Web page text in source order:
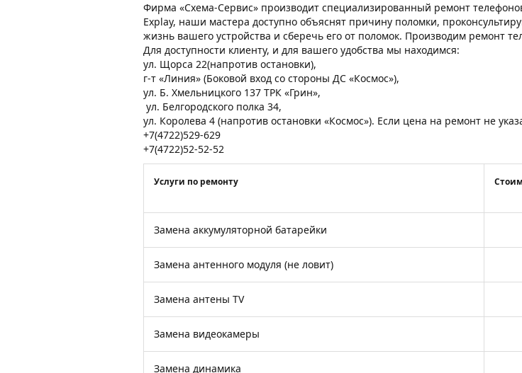
Фирма «Схема-Сервис» производит специализированный ремонт
Explay, наши мастера доступно объяснят причину поломки,
жизнь вашего устройства и сберечь его от поломок. Производим ремонт
Для доступности клиенту, и для вашего удобства мы находимся:
ул. Щорса 22(напротив остановки),
г-т «Линия» (Боковой вход со стороны ДС «Космос»),
ул. Б. Хмельницкого 137 ТРК «Грин»,
ул. Белгородского полка 34,
ул. Королева 4 (напротив остановки «Космос»). Если цена на ремонт не
+7(4722)529-629
+7(4722)52-52-52
Услуги по ремонту
Замена аккумуляторной батарейки
Замена антенного модуля (не ловит)
Замена антены TV
Замена видеокамеры
Замена динамика